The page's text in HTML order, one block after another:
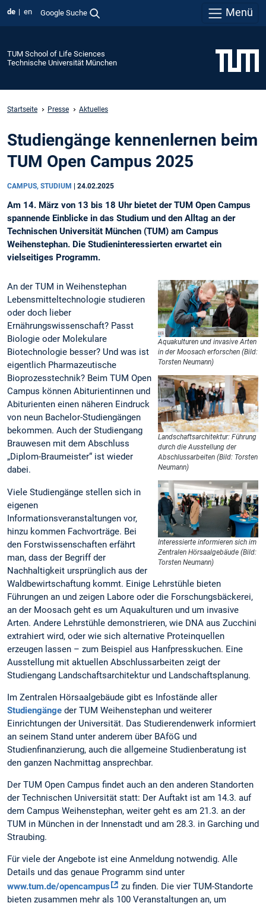
de en Google Suche Menü
TUM School of Life Sciences
Technische Universität München
Startseite Presse Aktuelles
Studiengänge kennenlernen beim
TUM Open Campus 2025
CAMPUS, STUDIUM 24.02.2025
Am 14. März von 13 bis 18 Uhr bietet der TUM Open Campus
spannende Einblicke in das Studium und den Alltag an der
Technischen Universität München (TUM) am Campus
Weihenstephan. Die Studieninteressierten erwartet ein
vielseitiges Programm.
Aquakulturen und invasive Arten
in der Moosach erforschen (Bild:
Torsten Neumann)
Landschaftsarchitektur: Führung
durch die Ausstellung der
Abschlussarbeiten (Bild: Torsten
Neumann)
Interessierte informieren sich im
Zentralen Hörsaalgebäude (Bild:
Torsten Neumann)
An der TUM in Weihenstephan
Lebensmitteltechnologie studieren
oder doch lieber
Ernährungswissenschaft? Passt
Biologie oder Molekulare
Biotechnologie besser? Und was ist
eigentlich Pharmazeutische
Bioprozesstechnik? Beim TUM Open
Campus können Abiturientinnen und
Abiturienten einen näheren Eindruck
von neun Bachelor-Studiengängen
bekommen. Auch der Studiengang
Brauwesen mit dem Abschluss
„Diplom-Braumeister“ ist wieder
dabei.
Viele Studiengänge stellen sich in
eigenen
Informationsveranstaltungen vor,
hinzu kommen Fachvorträge. Bei
den Forstwissenschaften erfährt
man, dass der Begriff der
Nachhaltigkeit ursprünglich aus der
Waldbewirtschaftung kommt. Einige Lehrstühle bieten
Führungen an und zeigen Labore oder die Forschungsbäckerei,
an der Moosach geht es um Aquakulturen und um invasive
Arten. Andere Lehrstühle demonstrieren, wie DNA aus Zucchini
extrahiert wird, oder wie sich alternative Proteinquellen
erzeugen lassen – zum Beispiel aus Hanfpresskuchen. Eine
Ausstellung mit aktuellen Abschlussarbeiten zeigt der
Studiengang Landschaftsarchitektur und Landschaftsplanung.
Im Zentralen Hörsaalgebäude gibt es Infostände aller
Studiengänge der TUM Weihenstephan und weiterer
Einrichtungen der Universität. Das Studierendenwerk informiert
an seinem Stand unter anderem über BAföG und
Studienfinanzierung, auch die allgemeine Studienberatung ist
den ganzen Nachmittag ansprechbar.
Der TUM Open Campus findet auch an den anderen Standorten
der Technischen Universität statt: Der Auftakt ist am 14.3. auf
dem Campus Weihenstephan, weiter geht es am 21.3. an der
TUM in München in der Innenstadt und am 28.3. in Garching und
Straubing.
Für viele der Angebote ist eine Anmeldung notwendig. Alle
Details und das genaue Programm sind unter
www.tum.de/opencampus
zu finden. Die vier TUM-Standorte
bieten zusammen mehr als 100 Veranstaltungen an, um